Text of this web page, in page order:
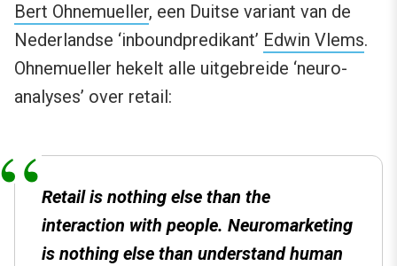
Bert Ohnemueller, een Duitse variant van de
Nederlandse ‘inboundpredikant’ Edwin Vlems.
Ohnemueller hekelt alle uitgebreide ‘neuro-
analyses’ over retail:
Retail is nothing else than the
interaction with people. Neuromarketing
is nothing else than understand human